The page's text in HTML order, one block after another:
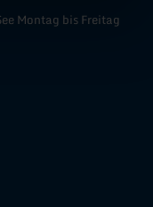
Montag bis Freitag